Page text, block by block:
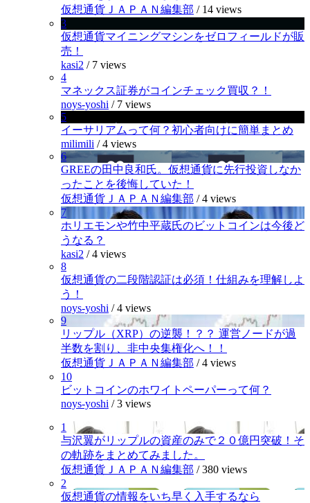
仮想通貨ＪＡＰＡＮ編集部 / 14 views
3
仮想通貨マイニングマシンをゼロフィールドが販
売！
kasi2 / 7 views
4
マネックス証券がコインチェック買収？！
noys-yoshi / 7 views
5
イーサリアムって何？初心者向けに簡単まとめ
milimili /4 views
6
GREEの田中良和氏。仮想通貨に先行投資しなか
ったことを後悔していた！
仮想通貨ＪＡＰＡＮ編集部 /4 views
7
ホリエモンや竹中平蔵氏のビットコインは今後ど
うなる？
kasi2 /4 views
8
仮想通貨の二段階認証は必須！仕組みを理解しよ
う！
noys-yoshi /4 views
9
リップル（XRP）の逆襲！？？ 運営ノードが過
半数を割り、非中央集権化へ！！
仮想通貨ＪＡＰＡＮ編集部 /4 views
10
ビットコインのホワイトペーパーって何？
noys-yoshi /3 views
1
与沢翼がリップルの資産のみで２０億円突破！そ
の軌跡をまとめてみました。
仮想通貨ＪＡＰＡＮ編集部 /380 views
2
仮想通貨の情報をいち早く入手するなら